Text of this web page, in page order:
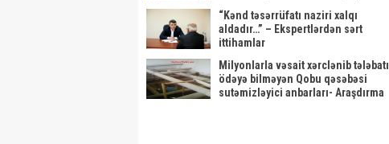
keçirilib
“Kənd təsərrüfatı naziri xalqı
aldadır…” – Ekspertlərdən sərt
ittihamlar
Milyonlarla vəsait xərclənib tələbatı
ödəyə bilməyən Qobu qəsəbəsi
sutəmizləyici anbarları- Araşdırma